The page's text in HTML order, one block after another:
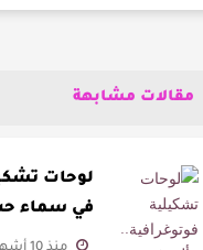
مقالات مشابهة
لوحات
في سماء